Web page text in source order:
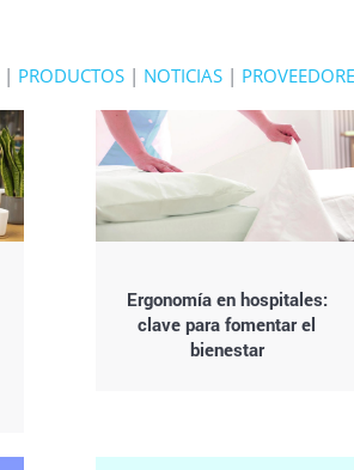
| PRODUCTOS | NOTICIAS |
Ergonomía en hospitales:
clave para fomentar el
bienestar